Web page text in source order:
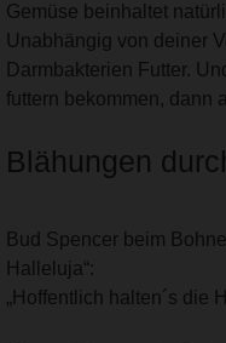
Gemüse beinhaltet
Unabhängig von deiner
Darmbakterien Futter.
futtern bekommen, dann
Blähungen
Bud Spencer beim
Halleluja“:
„Hoffentlich halten´s die